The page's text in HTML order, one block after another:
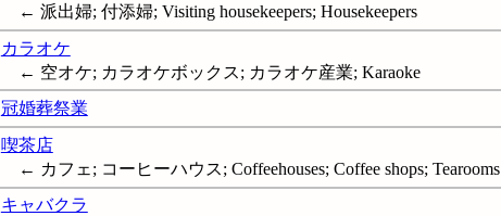
← 派出婦; 付添婦; Visiting housekeepers; Housekeepers
カラオケ
← 空オケ; カラオケボックス; カラオケ産業; Karaoke
冠婚葬祭業
喫茶店
← カフェ; コーヒーハウス; Coffeehouses; Coffee shops; Tearooms
キャバクラ